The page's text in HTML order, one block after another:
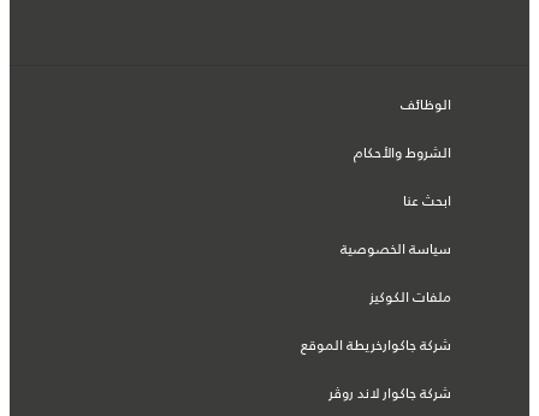
الوظائف
الشروط والأحكام
ابحث عنا
سياسة الخصوصية
ملفات الكوكيز
شركة جاكوارخريطة الموقع
شركة جاكوار لاند روڤر